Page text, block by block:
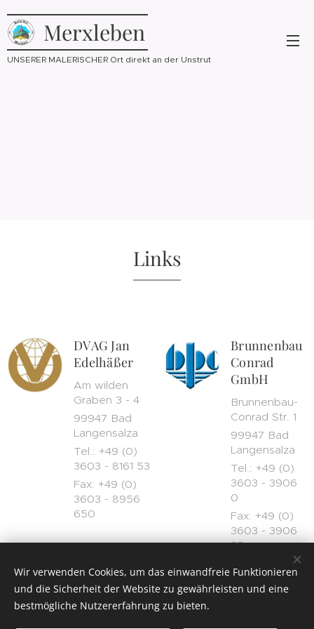
Merxleben
UNSERER MALERISCHER Ort direkt an der Unstrut
Links
DVAG Jan
Edelhäßer
Am wilden
Graben 3 - 4
99947 Bad
Langensalza
Tel.: +49 (0)
3603 - 8161 53
Fax: +49 (0)
3603 - 8956
650
Brunnenbau
Conrad
GmbH
Brunnenbau-
Conrad Str. 1
99947 Bad
Langensalza
Tel.: +49 (0)
3603 - 3906
0
Fax: +49 (0)
3603 - 3906
29
Wir verwenden Cookies, um das einwandfreie Funktionieren
und die Sicherheit der Website zu gewährleisten und eine
bestmögliche Nutzererfahrung zu bieten.